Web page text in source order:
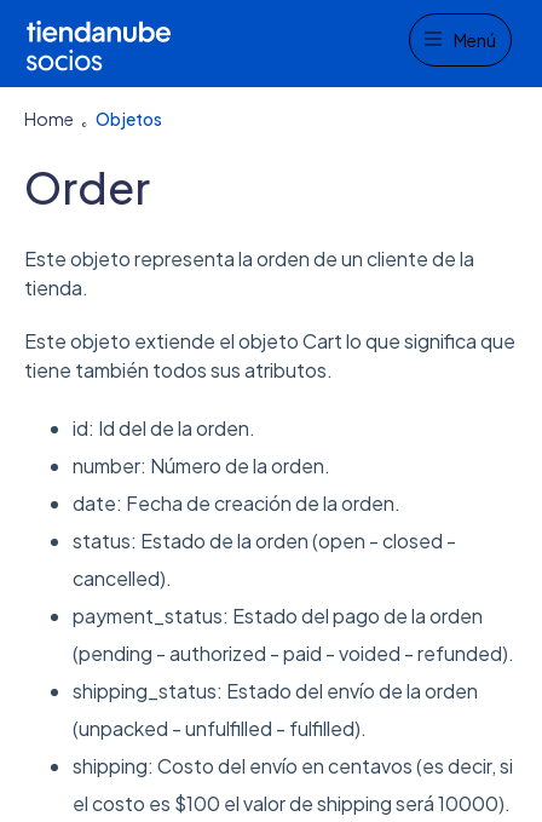
Menu
Menú
Home Objetos
Order
Este objeto representa la orden de un cliente de la
tienda.
Este objeto extiende el objeto Cart lo que significa que
tiene también todos sus atributos.
id: Id del de la orden.
number: Número de la orden.
date: Fecha de creación de la orden.
status: Estado de la orden (open - closed -
cancelled).
payment_status: Estado del pago de la orden
(pending - authorized - paid - voided - refunded).
shipping_status: Estado del envío de la orden
(unpacked - unfulfilled - fulfilled).
shipping: Costo del envío en centavos (es decir, si
el costo es $100 el valor de shipping será 10000).